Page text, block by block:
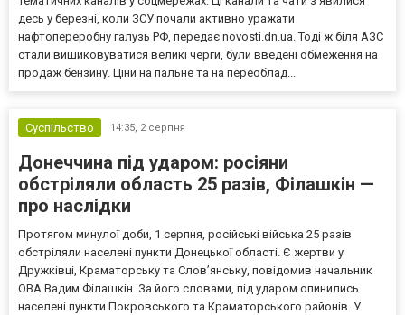
десь у березні, коли ЗСУ почали активно уражати
нафтопереробну галузь РФ, передає novosti.dn.ua. Тоді ж біля АЗС
стали вишиковуватися великі черги, були введені обмеження на
продаж бензину. Ціни на пальне та на переоблад...
Суспільство 14:35, 2 серпня
Донеччина під ударом: росіяни
обстріляли область 25 разів, Філашкін —
про наслідки
Протягом минулої доби, 1 серпня, російські війська 25 разів
обстріляли населені пункти Донецької області. Є жертви у
Дружківці, Краматорську та Слов’янську, повідомив начальник
ОВА Вадим Філашкін. За його словами, під ударом опинились
населені пункти Покровського та Краматорського районів. У